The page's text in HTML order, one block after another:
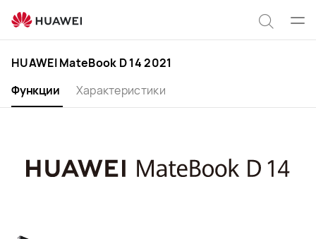
HUAWEI
MateBook
D
Поиск
HUAWEI MateBook D 14 2021
Функции
Характеристики